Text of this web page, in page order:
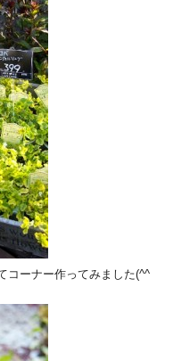
ーナー作ってみました(^^ゞ